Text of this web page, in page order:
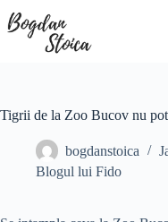
to
content
Tigrii de la Zoo Bucov nu
bogdanstoica
Blogul lui Fido